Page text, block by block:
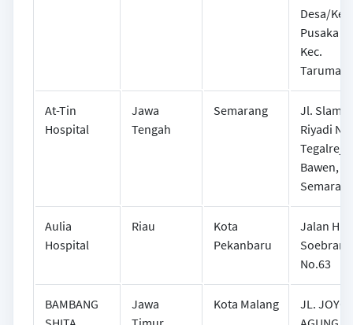
Desa/
Pusaka
Kec.
At-Tin
Hospital
Jawa
Tengah
Semarang
Jl. Slamet
Riyadi
Tegalrejo,
Bawen,
Aulia
Hospital
Riau
Kota
Pekanbaru
Jalan HR
No.63
BAMBANG
Jawa
Kota Malang
JL. JOYO